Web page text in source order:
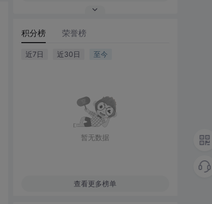
积分榜 荣誉榜
近7日 近30日 至今
暂无数据
查看更多榜单